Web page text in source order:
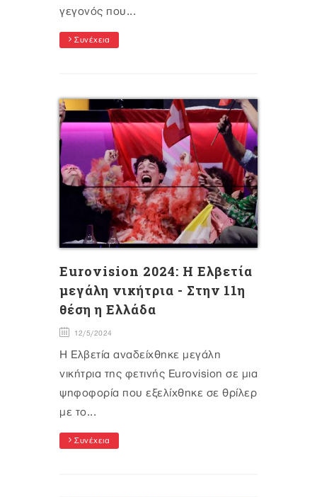
γεγονός που...
Συνέχεια
Eurovision 2024: Η Ελβετία
μεγάλη νικήτρια - Στην 11η
θέση η Ελλάδα
12/5/2024
H Ελβετία αναδείχθηκε μεγάλη
νικήτρια της φετινής Eurovision σε μια
ψηφοφορία που εξελίχθηκε σε θρίλερ
με το...
Συνέχεια